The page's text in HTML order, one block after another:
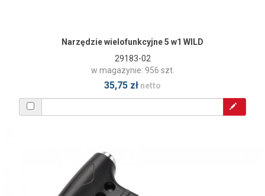
Narzędzie wielofunkcyjne 5 w1 WILD
29183-02
w magazynie: 956 szt.
35,75 zł netto